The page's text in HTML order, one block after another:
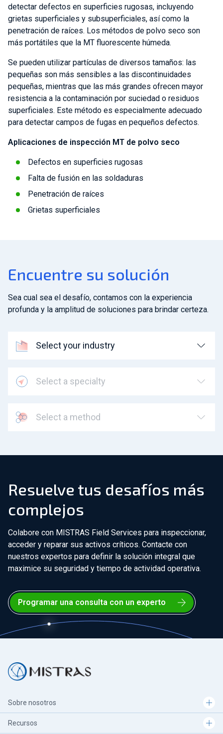
detectar defectos en superficies rugosas, incluyendo
grietas superficiales y subsuperficiales, así como la
penetración de raíces. Los métodos de polvo seco son
más portátiles que la MT fluorescente húmeda.
Se pueden utilizar partículas de diversos tamaños: las
pequeñas son más sensibles a las discontinuidades
pequeñas, mientras que las más grandes ofrecen mayor
resistencia a la contaminación por suciedad o residuos
superficiales. Este método es especialmente adecuado
para detectar campos de fugas en pequeños defectos.
Aplicaciones de inspección MT de polvo seco
Defectos en superficies rugosas
Falta de fusión en las soldaduras
Penetración de raíces
Grietas superficiales
Encuentre su solución
Sea cual sea el desafío, contamos con la experiencia
profunda y la amplitud de soluciones para brindar certeza.
Select your industry
Select a specialty
Select a method
Resuelve tus desafíos más
complejos
Colabore con MISTRAS Field Services para inspeccionar,
acceder y reparar sus activos críticos. Contacte con
nuestros expertos para definir la solución integral que
maximice su seguridad y tiempo de actividad operativa.
Programar una consulta con un experto
Sobre nosotros
Recursos